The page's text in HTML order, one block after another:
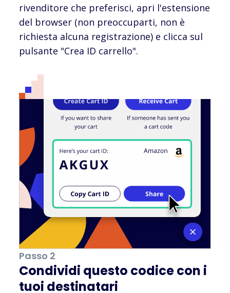
rivenditore che preferisci, apri l'estensione
del browser (non preoccuparti, non è
richiesta alcuna registrazione) e clicca sul
pulsante "Crea ID carrello".
Passo 2
Condividi questo codice con i
tuoi destinatari